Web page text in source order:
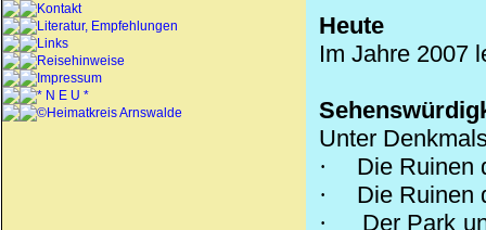
Kontakt
Literatur, Empfehlungen
Links
Reisehinweise
Impressum
* N E U *
©Heimatkreis Arnswalde
Heute
Im Jahre 2007
Unter
·
Die Ruinen
·
Die Ruinen
·
Der Park